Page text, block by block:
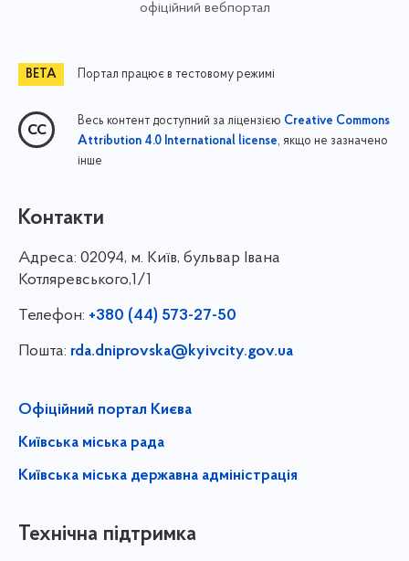
офіційний вебпортал
Портал працює в тестовому режимі
Весь контент доступний за ліцензією Creative Commons
Attribution 4.0 International license, якщо не зазначено
інше
Контакти
Адреса: 02094, м. Київ, бульвар Івана
Котляревського,1/1
Телефон: +380 (44) 573-27-50
Пошта: rda.dniprovska@kyivcity.gov.ua
Офіційний портал Києва
Київська міська рада
Київська міська державна адміністрація
Технічна підтримка